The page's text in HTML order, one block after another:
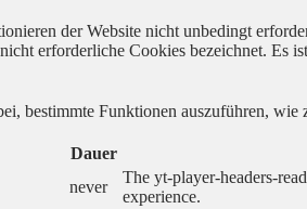
der Website nicht unbedingt
erforderliche Cookies bezeichnet. Es
bestimmte Funktionen auszuführen,
Dauer
never
The yt-player-headers-
experience.